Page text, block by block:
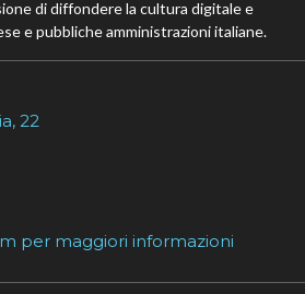
di diffondere la cultura digitale e
e pubbliche amministrazioni italiane.
22
per maggiori informazioni